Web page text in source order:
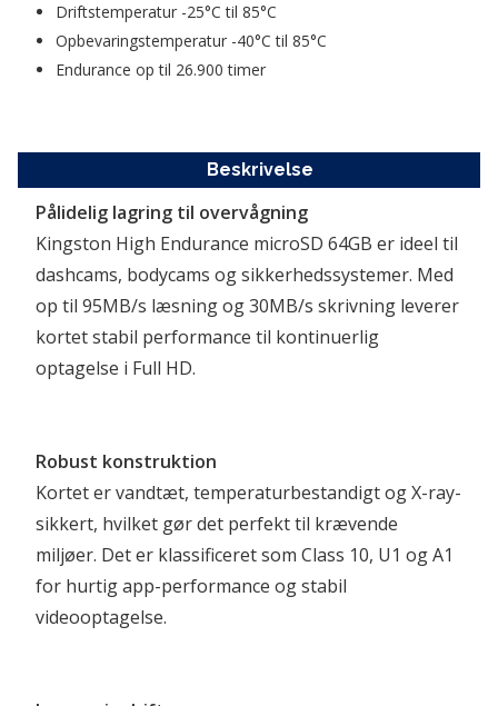
Driftstemperatur -25°C til 85°C
Opbevaringstemperatur -40°C til 85°C
Endurance op til 26.900 timer
Beskrivelse
Pålidelig lagring til overvågning
Kingston High Endurance microSD 64GB er ideel til
dashcams, bodycams og sikkerhedssystemer. Med
op til 95MB/s læsning og 30MB/s skrivning leverer
kortet stabil performance til kontinuerlig
optagelse i Full HD.
Robust konstruktion
Kortet er vandtæt, temperaturbestandigt og X-ray-
sikkert, hvilket gør det perfekt til krævende
miljøer. Det er klassificeret som Class 10, U1 og A1
for hurtig app-performance og stabil
videooptagelse.